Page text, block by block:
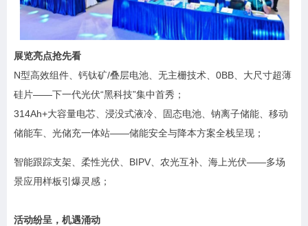
展览亮点抢先看
N型高效组件、钙钛矿/叠层电池、无主栅技术、0BB、大尺寸超薄
硅片——下一代光伏“黑科技”集中首秀；
314Ah+大容量电芯、浸没式液冷、固态电池、钠离子储能、移动
储能车、光储充一体站——储能安全与降本方案全栈呈现；
智能跟踪支架、柔性光伏、BIPV、农光互补、海上光伏——多场
景应用样板引爆灵感；
活动纷呈，机遇涌动